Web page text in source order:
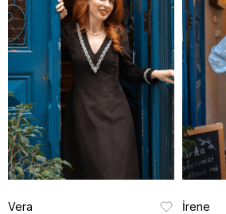
Vera
İrene